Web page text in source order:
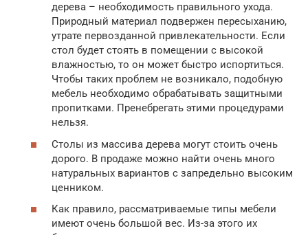
дерева – необходимость правильного ухода.
Природный материал подвержен пересыханию,
утрате первозданной привлекательности. Если
стол будет стоять в помещении с высокой
влажностью, то он может быстро испортиться.
Чтобы таких проблем не возникало, подобную
мебель необходимо обрабатывать защитными
пропитками. Пренебрегать этими процедурами
нельзя.
Столы из массива дерева могут стоить очень
дорого. В продаже можно найти очень много
натуральных вариантов с запредельно высоким
ценником.
Как правило, рассматриваемые типы мебели
имеют очень большой вес. Из-за этого их